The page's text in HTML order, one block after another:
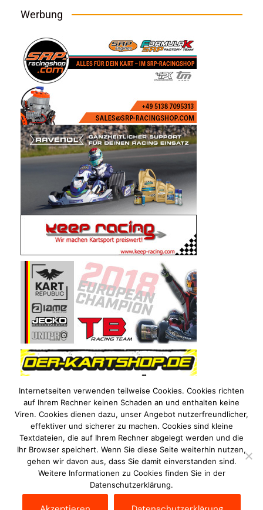
Werbung
Internetseiten verwenden teilweise Cookies. Cookies richten
auf Ihrem Rechner keinen Schaden an und enthalten keine
Viren. Cookies dienen dazu, unser Angebot nutzerfreundlicher,
effektiver und sicherer zu machen. Cookies sind kleine
Textdateien, die auf Ihrem Rechner abgelegt werden und die
Ihr Browser speichert. Wenn Sie diese Seite weiterhin nutzen,
gehen wir davon aus, dass Sie damit einverstanden sind.
Weitere Informationen zu Cookies finden Sie in der
Datenschutzerklärung.